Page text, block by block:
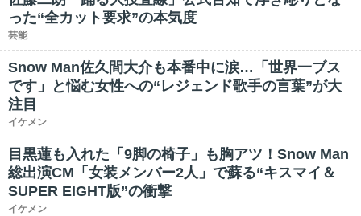
った“全カット要求”の本気度
芸能
Snow Man佐久間大介も本番中に涙…「世界一ブス
です」と悩む女性への“レジェンド歌手の言葉”が大
注目
イケメン
目黒蓮も入れた「9脚の椅子」も胸アツ！Snow Man
総出演CM「女装メンバー2人」で蘇る“キスマイ＆
SUPER EIGHT版”の衝撃
イケメン